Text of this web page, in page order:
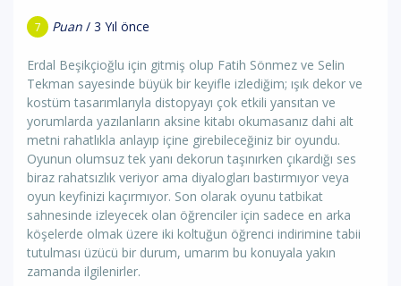
7 Puan / 3 Yıl önce
Erdal Beşikçioğlu için gitmiş olup Fatih Sönmez ve Selin
Tekman sayesinde büyük bir keyifle izlediğim; ışık dekor ve
kostüm tasarımlarıyla distopyayı çok etkili yansıtan ve
yorumlarda yazılanların aksine kitabı okumasanız dahi alt
metni rahatlıkla anlayıp içine girebileceğiniz bir oyundu.
Oyunun olumsuz tek yanı dekorun taşınırken çıkardığı ses
biraz rahatsızlık veriyor ama diyalogları bastırmıyor veya
oyun keyfinizi kaçırmıyor. Son olarak oyunu tatbikat
sahnesinde izleyecek olan öğrenciler için sadece en arka
köşelerde olmak üzere iki koltuğun öğrenci indirimine tabii
tutulması üzücü bir durum, umarım bu konuyala yakın
zamanda ilgilenirler.